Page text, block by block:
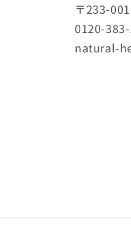
〒233-
0120-
natural-